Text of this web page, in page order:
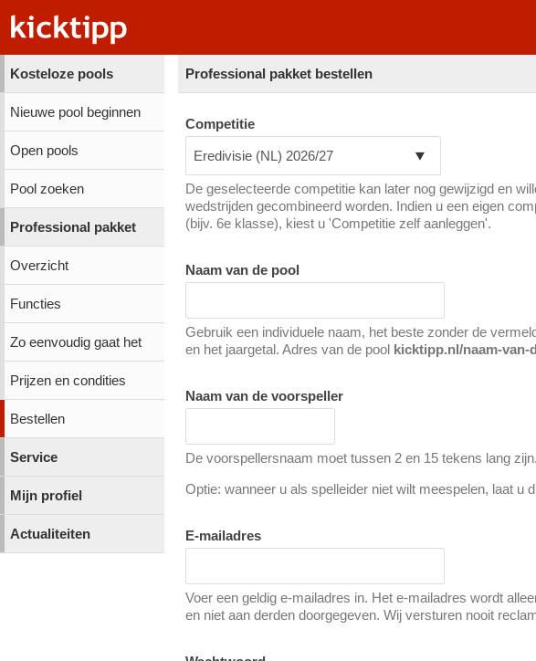
Kosteloze pools
Nieuwe pool beginnen
Open pools
Pool zoeken
Professional pakket
Overzicht
Functies
Zo eenvoudig gaat het
Prijzen en condities
Bestellen
Service
Mijn profiel
Actualiteiten
Professional pakket bestellen
Competitie
Eredivisie (NL) 2026/27
De geselecteerde competitie kan later nog gewijzigd en
wedstrijden gecombineerd worden. Indien u een eigen
(bijv. 6e klasse), kiest u 'Competitie zelf aanleggen'.
Naam van de pool
Gebruik een individuele naam, het beste zonder de
en het jaargetal. Adres van de pool
kicktipp.nl/naam-van-
Naam van de voorspeller
De voorspellersnaam moet tussen 2 en 15 tekens lang zijn.
Optie: wanneer u als spelleider niet wilt meespelen, laat u
E-mailadres
Voer een geldig e-mailadres in. Het e-mailadres wordt
en niet aan derden doorgegeven. Wij versturen nooit